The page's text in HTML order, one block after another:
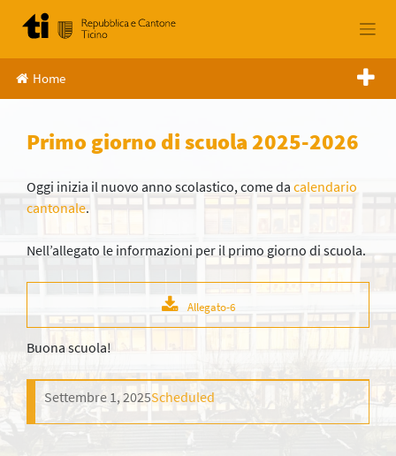
Home
Primo giorno di scuola 2025-2026
Oggi inizia il nuovo anno scolastico, come da calendario
cantonale.
Nell’allegato le informazioni per il primo giorno di scuola.
Allegato-6
Buona scuola!
Settembre 1, 2025Scheduled